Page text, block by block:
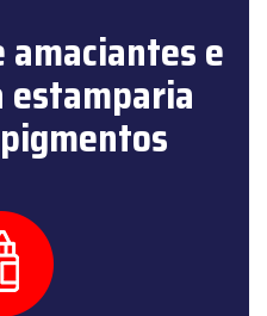
amaciantes e